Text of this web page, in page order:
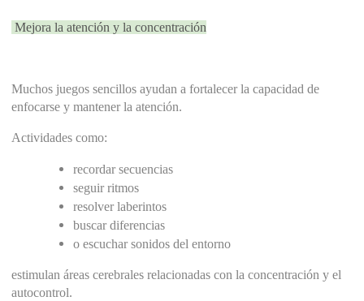
Mejora la atención y la concentración
Muchos juegos sencillos ayudan a fortalecer la capacidad de
enfocarse y mantener la atención.
Actividades como:
recordar secuencias
seguir ritmos
resolver laberintos
buscar diferencias
o escuchar sonidos del entorno
estimulan áreas cerebrales relacionadas con la concentración y el
autocontrol.